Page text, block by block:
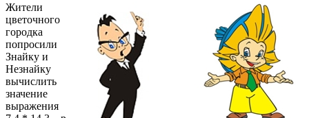
Жители
цветочного
городка
попросили
Знайку и
Незнайку
вычислить
значение
выражения